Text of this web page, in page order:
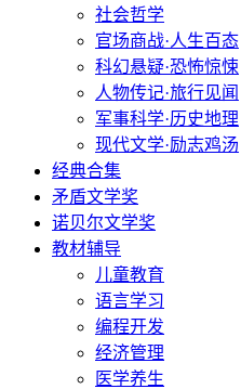
社会哲学
官场商战·人生百态
科幻悬疑·恐怖惊悚
人物传记·旅行见闻
军事科学·历史地理
现代文学·励志鸡汤
经典合集
矛盾文学奖
诺贝尔文学奖
教材辅导
儿童教育
语言学习
编程开发
经济管理
医学养生